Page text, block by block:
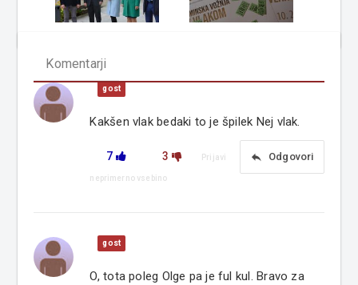
Komentarji
gost
Kakšen vlak bedaki to je špilek Nej vlak.
7 3 reply Odgovori
Prijavi
neprimerno vsebino
gost
O, tota poleg Olge pa je ful kul. Bravo za